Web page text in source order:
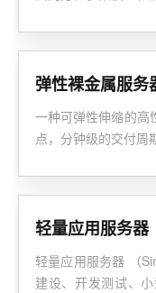
弹性裸金属服务
一种可弹性伸缩的高
点，分钟级的交付周
轻量应用服务器
轻量应用服务器 （
建设、开发测试、